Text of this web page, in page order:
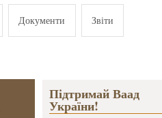
Документи Звіти
Підтримай Ваад
України!